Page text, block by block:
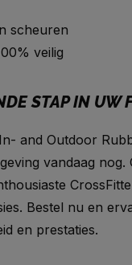
scheuren
veilig
STAP IN UW
and Outdoor
vandaag
Bestel nu en
en prestaties.